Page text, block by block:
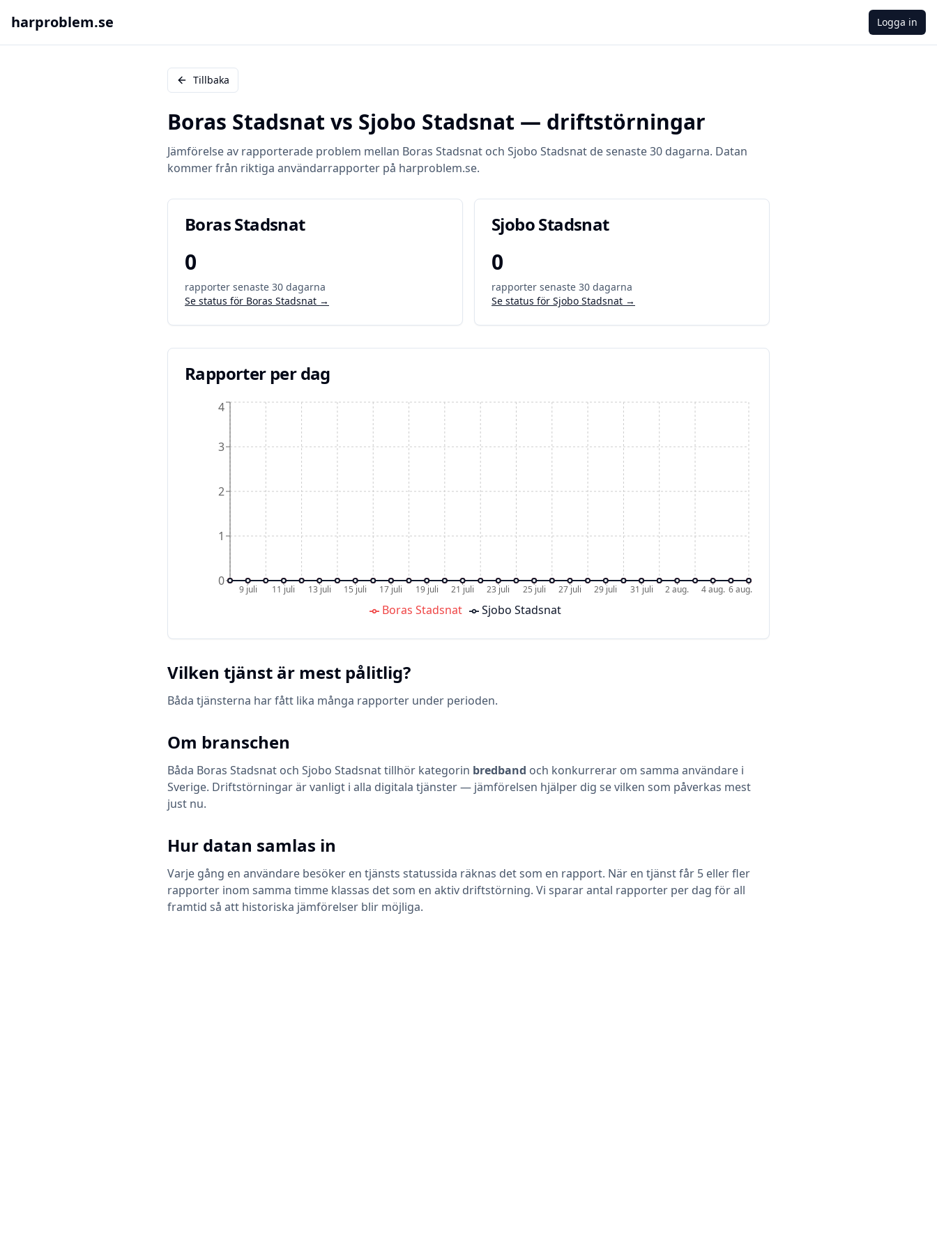
harproblem.se Logga in
Tillbaka
Boras Stadsnat vs Sjobo Stadsnat — driftstörningar
Jämförelse av rapporterade problem mellan Boras Stadsnat och Sjobo Stadsnat de senaste 30 dagarna. Datan
kommer från riktiga användarrapporter på harproblem.se.
Boras Stadsnat
0
rapporter senaste 30 dagarna
Se status för Boras Stadsnat →
Sjobo Stadsnat
0
rapporter senaste 30 dagarna
Se status för Sjobo Stadsnat →
Rapporter per dag
9 juli 11 juli 13 juli 15 juli 17 juli 19 juli 21 juli 23 juli 25 juli 27 juli 29 juli 31 juli 2 aug. 4 aug. 6 aug.
0
1
2
3
4
Boras Stadsnat Sjobo Stadsnat
Vilken tjänst är mest pålitlig?
Båda tjänsterna har fått lika många rapporter under perioden.
Om branschen
Båda Boras Stadsnat och Sjobo Stadsnattillhör kategorin bredband och konkurrerar om samma användare i
Sverige. Driftstörningar är vanligt i alla digitala tjänster — jämförelsen hjälper dig se vilken som påverkas mest
just nu.
Hur datan samlas in
Varje gång en användare besöker en tjänsts statussida räknas det som en rapport. När en tjänst får 5 eller fler
rapporter inom samma timme klassas det som en aktiv driftstörning. Vi sparar antal rapporter per dag för all
framtid så att historiska jämförelser blir möjliga.